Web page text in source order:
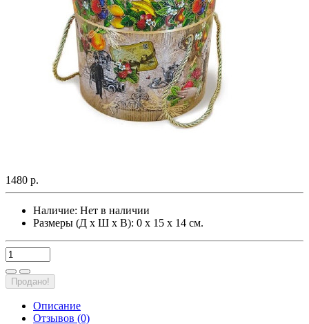
1480 р.
Наличие: Нет в наличии
Размеры (Д х Ш х В): 0 х 15 х 14 см.
Продано!
Описание
Отзывов (0)